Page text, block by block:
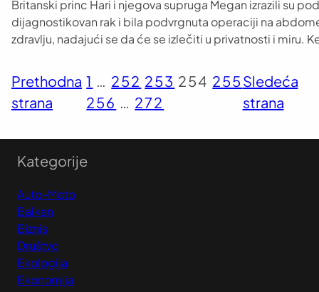
Britanski princ Hari i njegova supruga Megan izrazili su
dijagnostikovan rak i bila podvrgnuta operaciji na
zdravlju, nadajući se da će se izlečiti u privatnosti i miru.
Prethodna
strana
1 … 252 253 254 255
256 … 272
Sledeća
strana
Kategorije
Auto-Moto
Balkan
Biznis
Društvo
Ekologija
Ekonomija